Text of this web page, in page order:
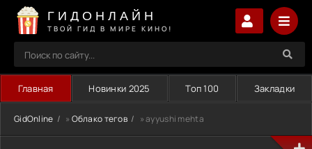
ГИДОНЛАЙН
ТВОЙ ГИД В МИРЕ КИНО!
Главная Новинки 2025 Топ 100 Закладки
GidOnline » Облако тегов » ayyushi mehta